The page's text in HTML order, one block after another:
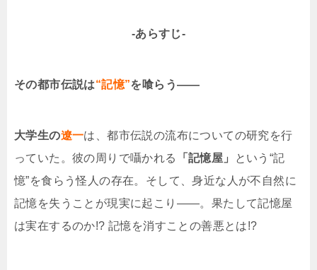
-あらすじ-
その都市伝説は“記憶”を喰らう――
大学生の遼一は、都市伝説の流布についての研究を行
っていた。彼の周りで囁かれる
「記憶屋」
という“記
憶”を食らう怪人の存在。そして、身近な人が不自然に
記憶を失うことが現実に起こり――。果たして記憶屋
は実在するのか!? 記憶を消すことの善悪とは!?